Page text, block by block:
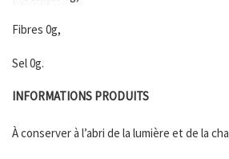
Fibres 0g,
Sel 0g.
INFORMATIONS PRODUITS
À conserver à l’abri de la lumière et de la